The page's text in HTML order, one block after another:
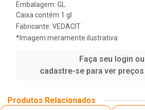
Embalagem: GL
Caixa contém 1 gl
Fabricante: VEDACIT
*Imagem meramente ilustrativa
Faça seu login ou
cadastre-se para ver
Produtos Relacionados